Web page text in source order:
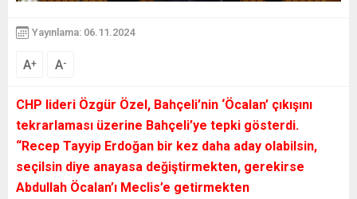
Yayınlama: 06.11.2024
A+ A-
CHP lideri Özgür Özel, Bahçeli’nin ‘Öcalan’ çıkışını
tekrarlaması üzerine Bahçeli’ye tepki gösterdi.
“Recep Tayyip Erdoğan bir kez daha aday olabilsin,
seçilsin diye anayasa değiştirmekten, gerekirse
Abdullah Öcalan’ı Meclis’e getirmekten